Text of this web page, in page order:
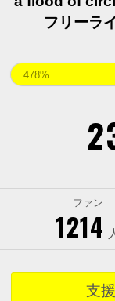
フリーラ
478%
ファン
1214
支